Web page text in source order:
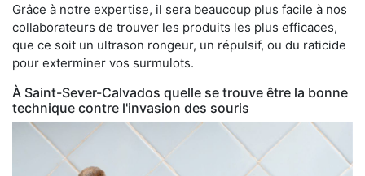
Grâce à notre expertise, il sera beaucoup plus facile à nos
collaborateurs de trouver les produits les plus efficaces,
que ce soit un ultrason rongeur, un répulsif, ou du raticide
pour exterminer vos surmulots.
À Saint-Sever-Calvados quelle se trouve être la bonne
technique contre l'invasion des souris